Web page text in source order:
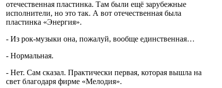
отечественная пластинка. Там были ещё зарубежные
исполнители, но это так. А вот отечественная была
пластинка «Энергия».
- Из рок-музыки она, пожалуй, вообще единственная…
- Нормальная.
- Нет. Сам сказал. Практически первая, которая вышла на
свет благодаря фирме «Мелодия».